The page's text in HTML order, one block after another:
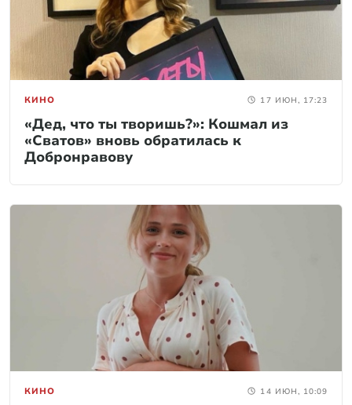
КИНО 17 ИЮН, 17:23
«Дед, что ты творишь?»: Кошмал из
«Сватов» вновь обратилась к
Добронравову
КИНО 14 ИЮН, 10:09